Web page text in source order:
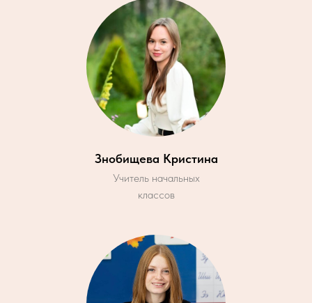
Знобищева Кристина
Учитель начальных
классов